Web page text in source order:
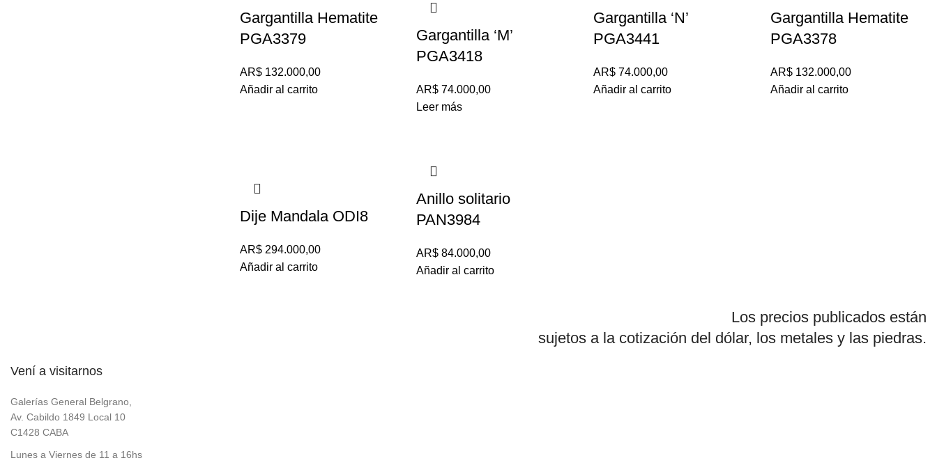
Gargantilla Hematite
PGA3379
AR$132.000,00
Añadir al carrito
Gargantilla ‘M’
PGA3418
AR$ 74.000,00
Leer más
Gargantilla ‘N’
PGA3441
AR$ 74.000,00
Añadir al carrito
Gargantilla Hematite
PGA3378
AR$ 132.000,00
Añadir al carrito
Dije Mandala ODI8
AR$294.000,00
Añadir al carrito
Anillo solitario
PAN3984
AR$ 84.000,00
Añadir al carrito
Los precios publicados están
sujetos a la cotización del dólar, los metales y las piedras.
Vení a visitarnos
Galerías General Belgrano,
Av. Cabildo 1849 Local 10
C1428 CABA
Lunes a Viernes de 11 a 16hs